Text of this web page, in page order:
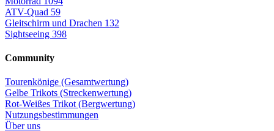
ATV-Quad 59
Gleitschirm und Drachen 132
Sightseeing 398
Community
Tourenkönige (Gesamtwertung)
Gelbe Trikots (Streckenwertung)
Rot-Weißes Trikot (Bergwertung)
Nutzungsbestimmungen
Über uns